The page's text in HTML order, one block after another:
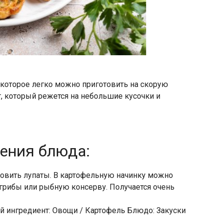
легко можно приготовить на скорую
который режется на небольшие кусочки и
блюда:
лупаты. В картофельную начинку можно
или рыбную консерву. Получается очень
ингредиент: Овощи / Картофель Блюдо: Закуски